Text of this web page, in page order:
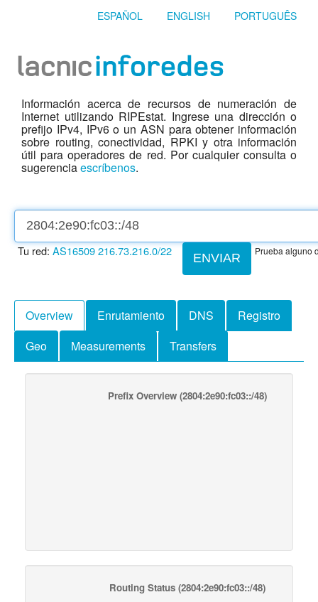
ESPAÑOL ENGLISH PORTUGUÊS
Información acerca de recursos de numeración de
Internet utilizando RIPEstat. Ingrese una dirección o
prefijo IPv4, IPv6 o un ASN para obtener información
sobre routing, conectividad, RPKI y otra información
útil para operadores de red. Por cualquier consulta o
sugerenciaescríbenos.
ENVIAR
Tu red: AS16509216.73.216.0/22 Prueba alguno
Overview Enrutamiento DNS
Registro
Geo
Measurements Transfers
Prefix Overview(2804:2e90:fc03::/48)
Routing Status(2804:2e90:fc03::/48)